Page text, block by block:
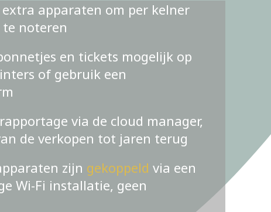
apparaten om per kelner
noteren
en tickets mogelijk op
of gebruik een
via de cloud manager,
de verkopen tot jaren terug
zijn gekoppeld via een
Wi-Fi installatie, geen